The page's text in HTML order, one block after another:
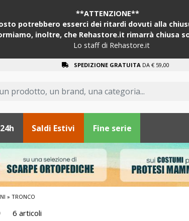
**ATTENZIONE**
potrebbero esserci dei ritardi dovuti alla
inoltre, che Rehastore.it rimarrà chiusa
Lo staff di Rehastore.it
SPEDIZIONE GRATUITA DA € 59,00
Saldi Estivi Fine serie
» TRONCO
6 articoli